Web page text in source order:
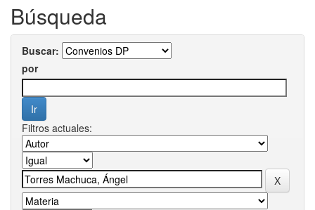
Búsqueda
Buscar:
por
Filtros actuales: